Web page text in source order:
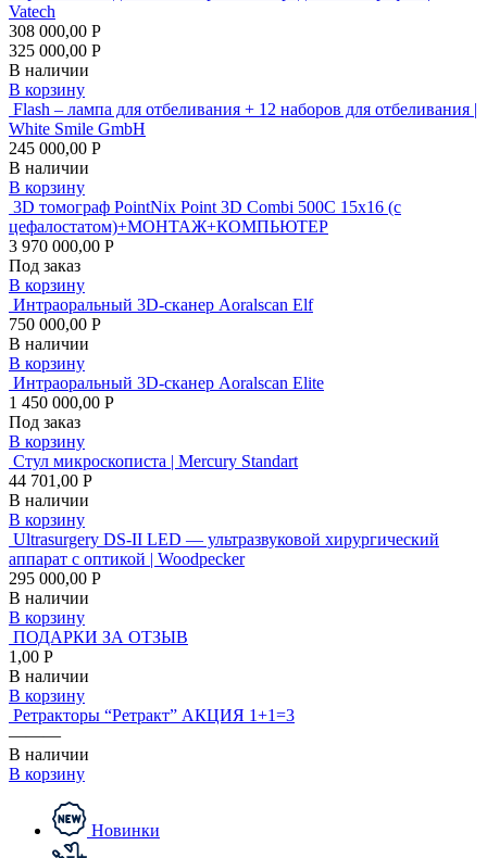
Vatech
308 000,00 Р
325 000,00 Р
В наличии
В корзину
Flash – лампа для отбеливания + 12 наборов для отбеливания |
White Smile GmbH
245 000,00 Р
В наличии
В корзину
3D томограф PointNix Point 3D Combi 500C 15х16 (с
цефалостатом)+МОНТАЖ+КОМПЬЮТЕР
3 970 000,00 Р
Под заказ
В корзину
Интраоральный 3D-сканер Aoralscan Elf
750 000,00 Р
В наличии
В корзину
Интраоральный 3D-сканер Aoralscan Elite
1 450 000,00 Р
Под заказ
В корзину
Стул микроскописта | Mercury Standart
44 701,00 Р
В наличии
В корзину
Ultrasurgery DS-II LED — ультразвуковой хирургический
аппарат с оптикой | Woodpecker
295 000,00 Р
В наличии
В корзину
ПОДАРКИ ЗА ОТЗЫВ
1,00 Р
В наличии
В корзину
Ретракторы “Ретракт” АКЦИЯ 1+1=3
———
В наличии
В корзину
Новинки